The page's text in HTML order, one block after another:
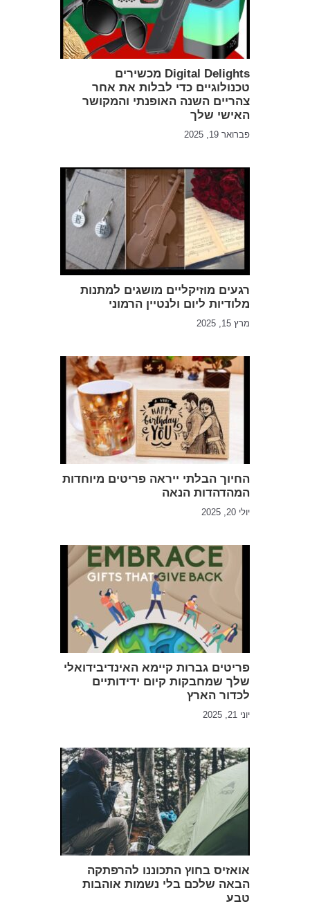
Digital Delights מכשירים
טכנולוגיים כדי לבלות את אחר
צהריים השנה האופנתי והמקושר
האישי שלך
פברואר 19, 2025
רגעים מוזיקליים מושגים למתנות
מלודיות ליום ולנטיין הרמוני
מרץ 15, 2025
החיוך הבלתי ייראה פריטים מיוחדות
המהדהדות הנאה
יולי 20, 2025
פריטים גברות קיימא האינדיבידואלי
שלך שמחבקות קיום ידידותיים
לכדור הארץ
יוני 21, 2025
אואזיס בחוץ התכוננו להרפתקה
הבאה שלכם בלי נשמות אוהבות
טבע